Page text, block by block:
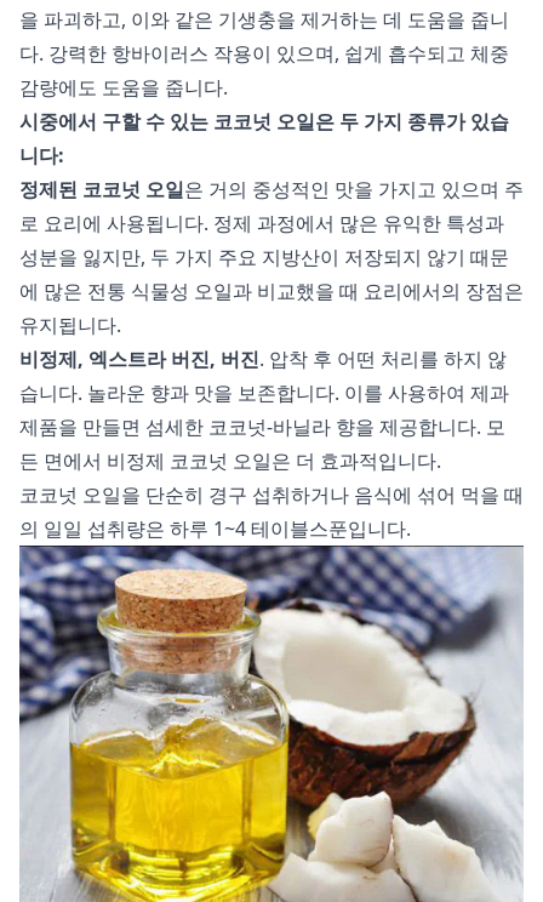
을 파괴하고, 이와 같은 기생충을 제거하는 데 도움을 줍니
다. 강력한 항바이러스 작용이 있으며, 쉽게 흡수되고 체중
감량에도 도움을 줍니다.
시중에서 구할 수 있는 코코넛 오일은 두 가지 종류가 있습
니다:
정제된 코코넛 오일은 거의 중성적인 맛을 가지고 있으며 주
로 요리에 사용됩니다. 정제 과정에서 많은 유익한 특성과
성분을 잃지만, 두 가지 주요 지방산이 저장되지 않기 때문
에 많은 전통 식물성 오일과 비교했을 때 요리에서의 장점은
유지됩니다.
비정제, 엑스트라 버진, 버진. 압착 후 어떤 처리를 하지 않
습니다. 놀라운 향과 맛을 보존합니다. 이를 사용하여 제과
제품을 만들면 섬세한 코코넛-바닐라 향을 제공합니다. 모
든 면에서 비정제 코코넛 오일은 더 효과적입니다.
코코넛 오일을 단순히 경구 섭취하거나 음식에 섞어 먹을 때
의 일일 섭취량은 하루 1~4 테이블스푼입니다.